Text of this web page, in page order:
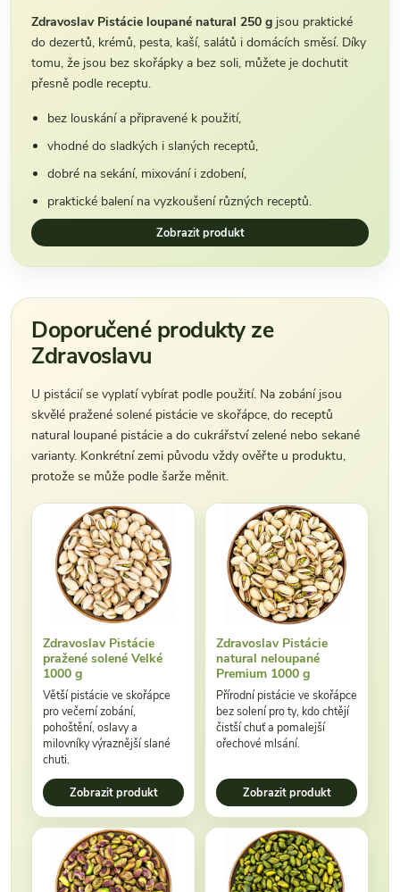
Zdravoslav Pistácie loupané natural 250 g jsou praktické
do dezertů, krémů, pesta, kaší, salátů i domácích směsí. Díky
tomu, že jsou bez skořápky a bez soli, můžete je dochutit
přesně podle receptu.
bez louskání a připravené k použití,
vhodné do sladkých i slaných receptů,
dobré na sekání, mixování i zdobení,
praktické balení na vyzkoušení různých receptů.
Zobrazit produkt
Doporučené produkty ze
Zdravoslavu
U pistácií se vyplatí vybírat podle použití. Na zobání jsou
skvělé pražené solené pistácie ve skořápce, do receptů
natural loupané pistácie a do cukrářství zelené nebo sekané
varianty. Konkrétní zemi původu vždy ověřte u produktu,
protože se může podle šarže měnit.
Zdravoslav Pistácie
pražené solené Velké
1000 g
Větší pistácie ve skořápce
pro večerní zobání,
pohoštění, oslavy a
milovníky výraznější slané
chuti.
Zobrazit produkt
Zdravoslav Pistácie
natural neloupané
Premium 1000 g
Přírodní pistácie ve skořápce
bez solení pro ty, kdo chtějí
čistší chuť a pomalejší
ořechové mlsání.
Zobrazit produkt